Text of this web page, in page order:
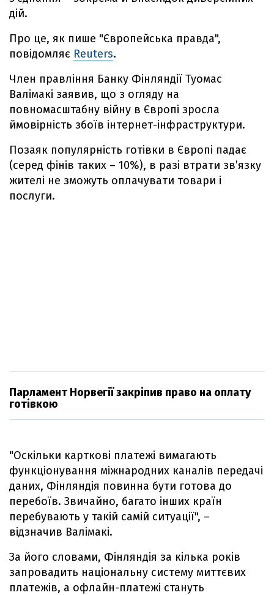
дій.
Про це, як пише "Європейська правда",
повідомляє Reuters.
Член правління Банку Фінляндії Туомас
Валімакі заявив, що з огляду на
повномасштабну війну в Європі зросла
ймовірність збоїв інтернет-інфраструктури.
Позаяк популярність готівки в Європі падає
(серед фінів таких – 10%), в разі втрати звʼязку
жителі не зможуть оплачувати товари і
послуги.
Парламент Норвегії закріпив право на оплату
готівкою
"Оскільки карткові платежі вимагають
функціонування міжнародних каналів передачі
даних, Фінляндія повинна бути готова до
перебоїв. Звичайно, багато інших країн
перебувають у такій самій ситуації", –
відзначив Валімакі.
За його словами, Фінляндія за кілька років
запровадить національну систему миттєвих
платежів, а офлайн-платежі стануть